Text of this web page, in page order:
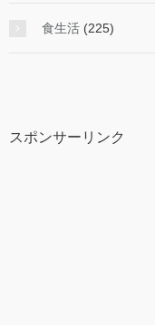
食生活 (225)
スポンサーリンク